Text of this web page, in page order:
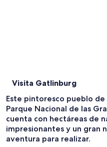
Visita Gatlinburg
Este pintoresco pueblo
Parque Nacional de las
cuenta con hectáreas de
impresionantes y un gran
aventura para realizar.